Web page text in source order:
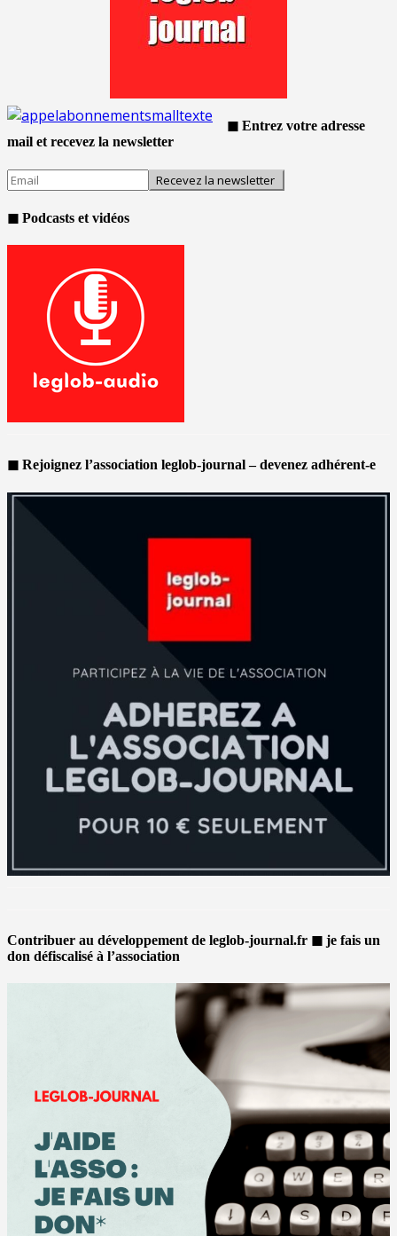
◼ Entrez votre adresse
mail et recevez la newsletter
◼ Podcasts et vidéos
◼ Rejoignez l’association leglob-journal – devenez adhérent-e
Contribuer au développement de leglob-journal.fr ◼ je fais un
don défiscalisé à l’association